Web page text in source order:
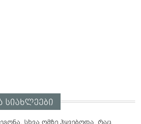
სიახლეები
სხვა ომზე ჰყვებოდა, რაც